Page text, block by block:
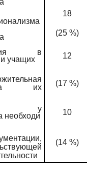
18
(25 %)
в
учащих­
12
их
(17 %)
у
необходи­
10
(14 %)